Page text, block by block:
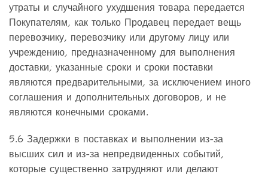
утраты и случайного ухудшения товара передается
Покупателям, как только Продавец передает вещь
перевозчику, перевозчику или другому лицу или
учреждению, предназначенному для выполнения
доставки; указанные сроки и сроки поставки
являются предварительными, за исключением иного
соглашения и дополнительных договоров, и не
являются конечными сроками.
5.6 Задержки в поставках и выполнении из-за
высших сил и из-за непредвиденных событий,
которые существенно затрудняют или делают